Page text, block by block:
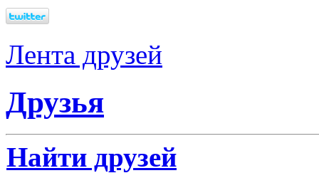
Лента друзей
Друзья
Найти друзей